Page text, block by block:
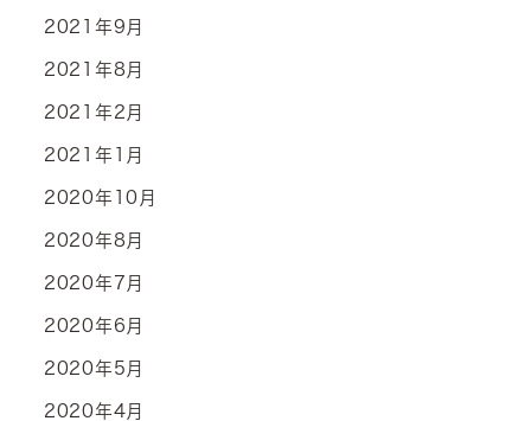
2021年9月
2021年8月
2021年2月
2021年1月
2020年10月
2020年8月
2020年7月
2020年6月
2020年5月
2020年4月